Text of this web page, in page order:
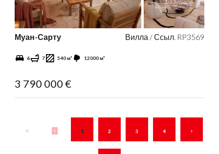
Муан-Сарту Вилла / Ссыл. RP3569
6 7 540 м² 12000 м²
3 790 000 €
1 2 3 4